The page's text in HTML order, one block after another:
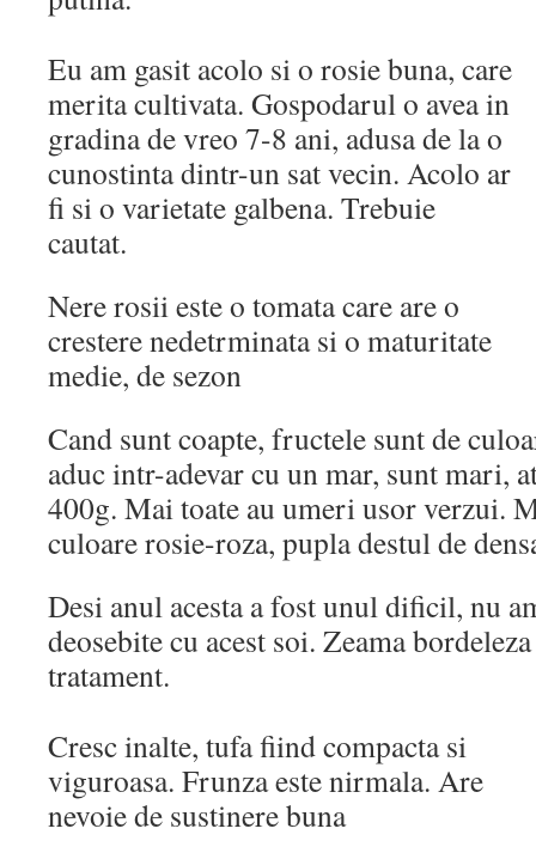
Eu am gasit acolo si o rosie buna, care
merita cultivata. Gospodarul o avea in
gradina de vreo 7-8 ani, adusa de la o
cunostinta dintr-un sat vecin. Acolo ar
fi si o varietate galbena. Trebuie
cautat.
Nere rosii este o tomata care are o
crestere nedetrminata si o maturitate
medie, de sezon
Cand sunt coapte, fructele sunt de
aduc intr-adevar cu un mar, sunt mari,
400g. Mai toate au umeri usor verzui.
culoare rosie-roza, pupla destul de
Desi anul acesta a fost unul dificil, nu
deosebite cu acest soi. Zeama
tratament.
Cresc inalte, tufa fiind compacta si
viguroasa. Frunza este nirmala. Are
nevoie de sustinere buna